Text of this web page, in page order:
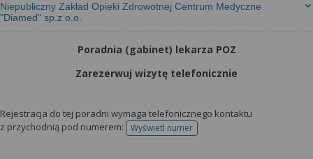
Niepubliczny Zakład Opieki Zdrowotnej Centrum Medyczne
"Diamed" sp.z o.o.
Poradnia (gabinet) lekarza POZ
Zarezerwuj wizytę telefonicznie
Rejestracja do tej poradni wymaga telefonicznego kontaktu
z przychodnią pod numerem:
Wyświetl numertelefonu do rejestracji